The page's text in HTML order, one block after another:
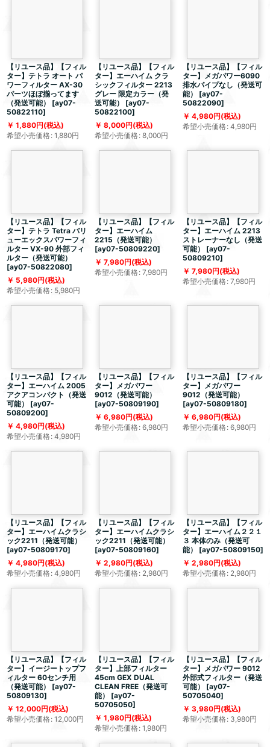
【リユース品】【フィル
ター】テトラ オート パ
ワーフィルター AX-30
パーツほぼ揃ってます
（発送可能）
[ay07-
50822110]
1,880円(税込)
希望小売価格: 1,880円
【リユース品】【フィル
ター】エーハイム クラ
シックフィルター 2213
グレー 限定カラー（発
送可能）
[ay07-
50822100]
8,000円(税込)
希望小売価格: 8,000円
【リユース品】【フィル
ター】メガパワー6090
排水パイプなし（発送可
能）
[ay07-
50822090]
4,980円(税込)
希望小売価格: 4,980円
【リユース品】【フィル
ター】テトラ Tetra バリ
ューエックスパワーフィ
ルター VX-90 外部フィ
ルター（発送可能）
[ay07-50822080]
5,980円(税込)
希望小売価格: 5,980円
【リユース品】【フィル
ター】エーハイム
2215（発送可能）
[ay07-50809220]
7,980円(税込)
希望小売価格: 7,980円
【リユース品】【フィル
ター】エーハイム 2213
ストレーナーなし（発送
可能）
[ay07-
50809210]
7,980円(税込)
希望小売価格: 7,980円
【リユース品】【フィル
ター】エーハイム 2005
アクアコンパクト（発送
可能）
[ay07-
50809200]
4,980円(税込)
希望小売価格: 4,980円
【リユース品】【フィル
ター】メガパワー
9012（発送可能）
[ay07-50809190]
6,980円(税込)
希望小売価格: 6,980円
【リユース品】【フィル
ター】メガパワー
9012（発送可能）
[ay07-50809180]
6,980円(税込)
希望小売価格: 6,980円
【リユース品】【フィル
ター】エーハイムクラシ
ック2211（発送可能）
[ay07-50809170]
4,980円(税込)
希望小売価格: 4,980円
【リユース品】【フィル
ター】エーハイムクラシ
ック2211（発送可能）
[ay07-50809160]
2,980円(税込)
希望小売価格: 2,980円
【リユース品】【フィル
ター】エーハイム２２１
３ 本体のみ（発送可
能）
[ay07-50809150]
2,980円(税込)
希望小売価格: 2,980円
【リユース品】【フィル
ター】イージートップフ
ィルター 60センチ用
（発送可能）
[ay07-
50809130]
12,000円(税込)
希望小売価格: 12,000円
【リユース品】【フィル
ター】上部フィルター
45cm GEX DUAL
CLEAN FREE（発送可
能）
[ay07-
50705050]
1,980円(税込)
希望小売価格: 1,980円
【リユース品】【フィル
ター】メガパワー 9012
外部式フィルター（発送
可能）
[ay07-
50705040]
3,980円(税込)
希望小売価格: 3,980円